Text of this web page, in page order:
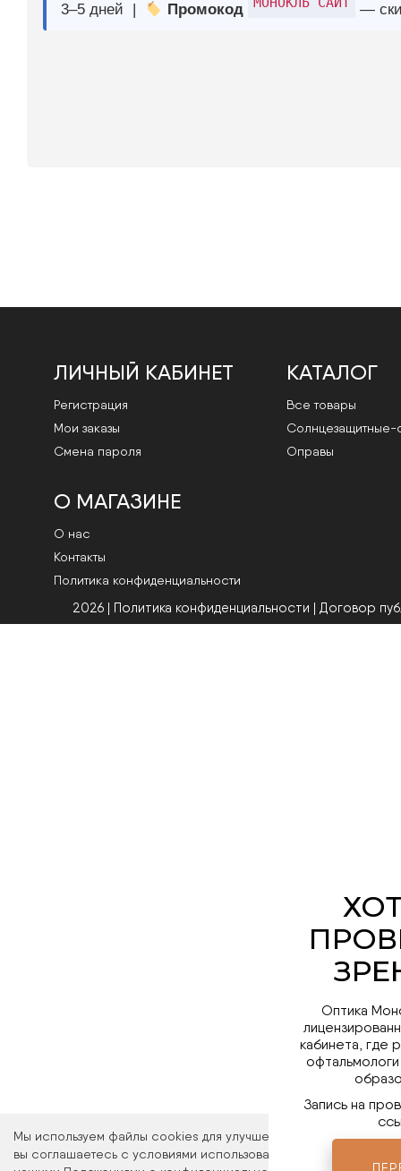
Мы используем файлы cookies для улучшения работы сайта.
вы соглашаетесь с условиями использования файлов cookies.
ЛИЧНЫЙ КАБИНЕТ
Регистрация
Мои заказы
Смена пароля
КАТАЛОГ
Все товары
Cолнцезащитные-
Оправы
О МАГАЗИНЕ
О нас
Контакты
Политика конфиденциальности
2026 | Политика конфиденциальности | Договор
Оптика
кабинета, где
Запись на